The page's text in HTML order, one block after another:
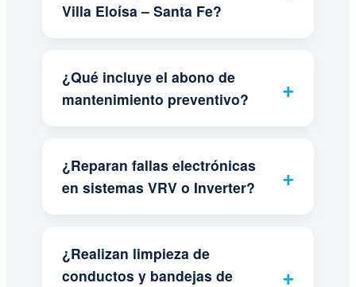
Villa Eloísa – Santa Fe?
¿Qué incluye el abono de
mantenimiento preventivo?
¿Reparan fallas electrónicas
en sistemas VRV o Inverter?
¿Realizan limpieza de
conductos y bandejas de